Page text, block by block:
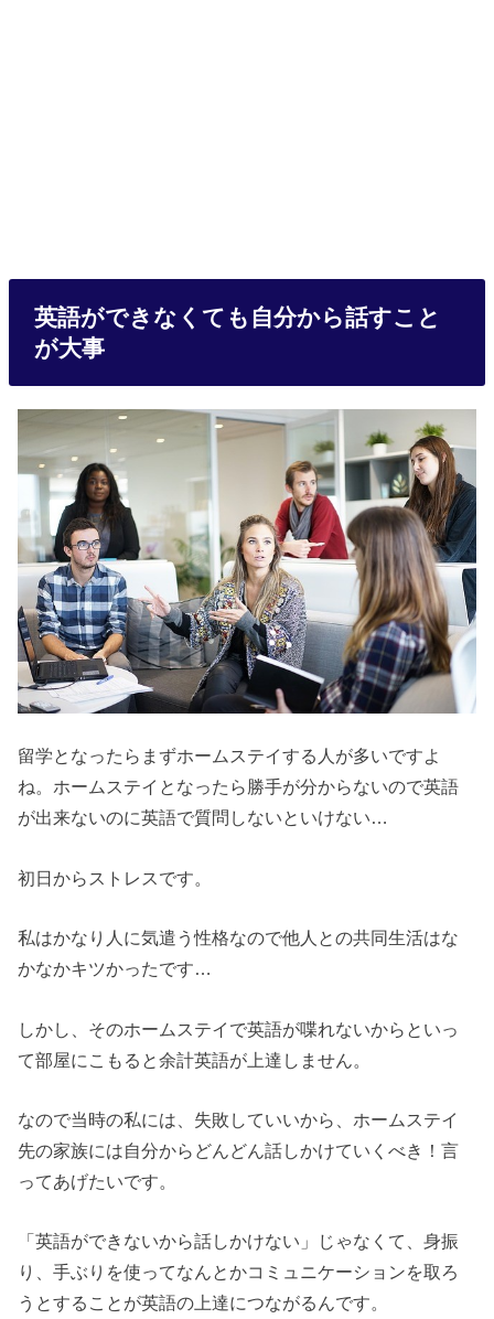
英語ができなくても自分から話すこと
が大事
留学となったらまずホームステイする人が多いですよ
ね。ホームステイとなったら勝手が分からないので英語
が出来ないのに英語で質問しないといけない…
初日からストレスです。
私はかなり人に気遣う性格なので他人との共同生活はな
かなかキツかったです…
しかし、そのホームステイで英語が喋れないからといっ
て部屋にこもると余計英語が上達しません。
なので当時の私には、失敗していいから、ホームステイ
先の家族には自分からどんどん話しかけていくべき！言
ってあげたいです。
「英語ができないから話しかけない」じゃなくて、身振
り、手ぶりを使ってなんとかコミュニケーションを取ろ
うとすることが英語の上達につながるんです。